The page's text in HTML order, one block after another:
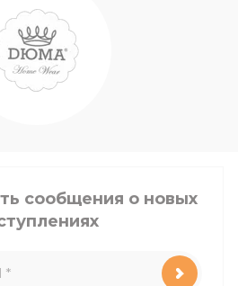
сообщения о новых